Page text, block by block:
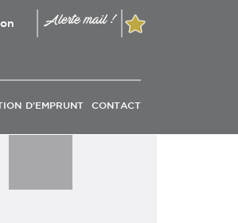
Alerte mail !
D'EMPRUNT CONTACT